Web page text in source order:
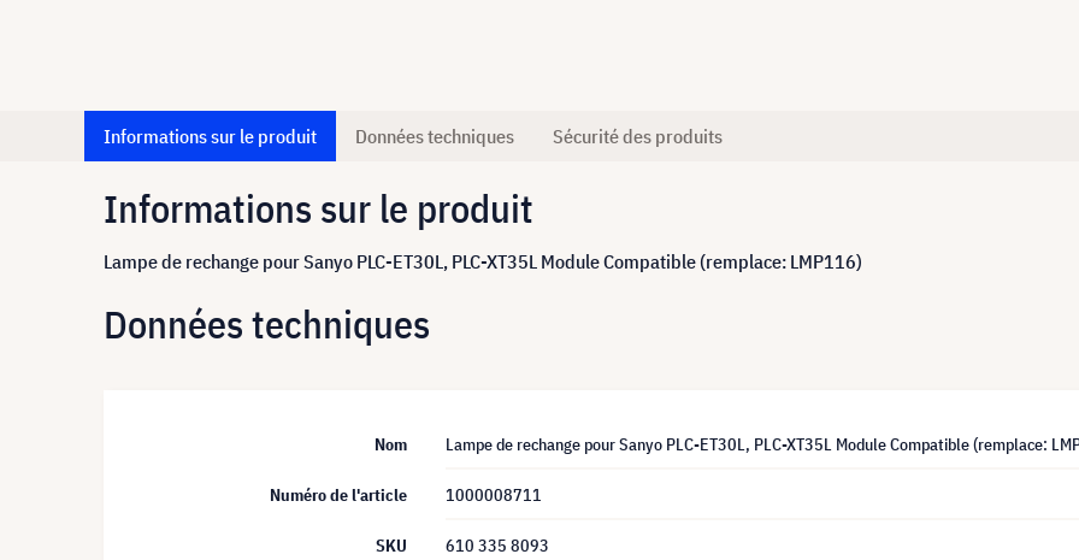
Informations sur le produit Données techniques Sécurité des produits
Informations sur le produit
Lampe de rechange pour Sanyo PLC-ET30L, PLC-XT35L Module Compatible (remplace: LMP116)
Données techniques
Nom Lampe de rechange pour Sanyo PLC-ET30L, PLC-XT35L Module Compatible (remplace:
Numéro de l'article 1000008711
SKU 610 335 8093